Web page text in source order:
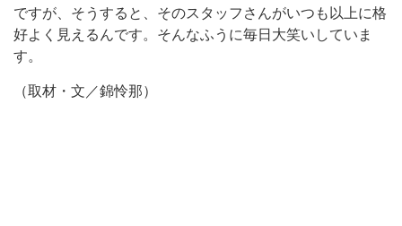
ですが、そうすると、そのスタッフさんがいつも以上に格
好よく見えるんです。そんなふうに毎日大笑いしていま
す。
（取材・文／錦怜那）